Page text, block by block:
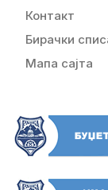
Контакт
Бирачки
Мапа сајта